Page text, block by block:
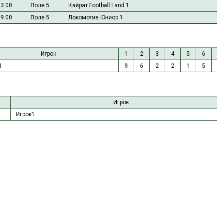
Поле 5
Кайрат Football Land 1
Поле 5 Локомотив Юниор 1
Игрок 1 2 3 4 5
6
9 6 2 2 1 5
Игрок
Игрок1